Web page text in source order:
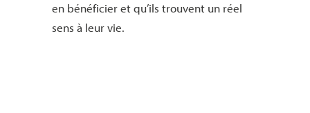
en bénéficier et qu’ils trouvent un réel
sens à leur vie.